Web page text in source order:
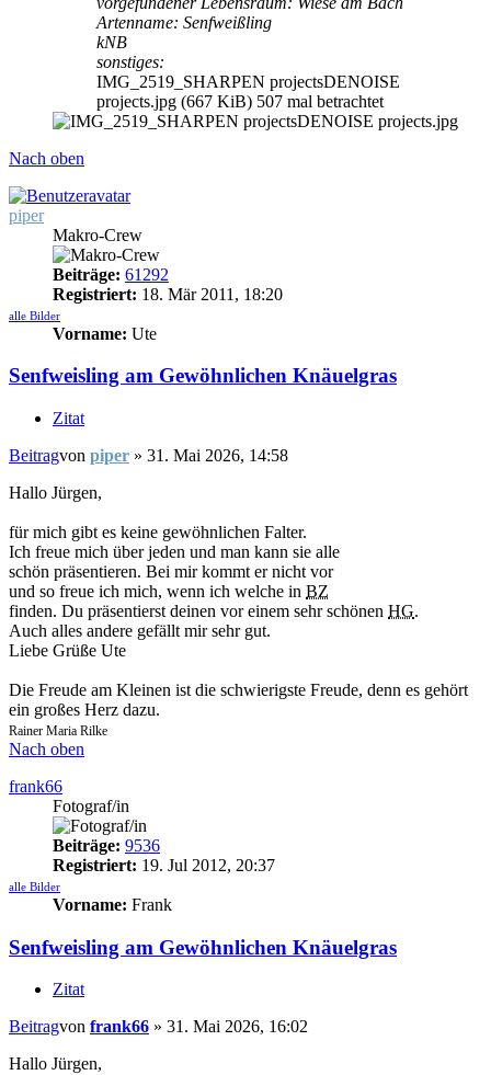
Artenname: Senfweißling
kNB
sonstiges:
IMG_2519_SHARPEN projectsDENOISE
projects.jpg (667 KiB) 507 mal betrachtet
Nach oben
piper
Makro-Crew
Beiträge: 61292
Registriert: 18. Mär 2011, 18:20
alle Bilder
Vorname: Ute
Senfweisling am Gewöhnlichen Knäuelgras
Zitat
Beitragvon piper » 31. Mai 2026, 14:58
Hallo Jürgen,
für mich gibt es keine gewöhnlichen Falter.
Ich freue mich über jeden und man kann sie alle
schön präsentieren. Bei mir kommt er nicht vor
und so freue ich mich, wenn ich welche in BZ
finden. Du präsentierst deinen vor einem sehr schönen HG.
Auch alles andere gefällt mir sehr gut.
Liebe Grüße Ute
Die Freude am Kleinen ist die schwierigste Freude, denn es gehört
ein großes Herz dazu.
Rainer Maria Rilke
Nach oben
frank66
Fotograf/in
Beiträge: 9536
Registriert: 19. Jul 2012, 20:37
alle Bilder
Vorname: Frank
Senfweisling am Gewöhnlichen Knäuelgras
Zitat
Beitragvon frank66 » 31. Mai 2026, 16:02
Hallo Jürgen,